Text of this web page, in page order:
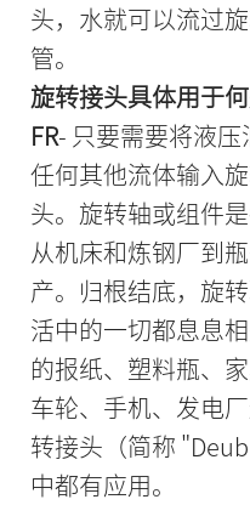
头，水就可以流过
管。
旋转接头具体用于何
FR- 只要需要将液
任何其他流体输入
头。旋转轴或组件
从机床和炼钢厂到
产。归根结底，旋
活中的一切都息息
的报纸、塑料瓶、
车轮、手机、发电
转接头（简称
中都有应用。